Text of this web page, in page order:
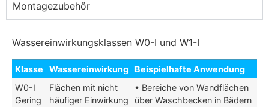
Montagezubehör
Wassereinwirkungsklassen W0-I und W1-I
Klasse Wassereinwirkung
Beispielhafte Anwendung
W0-I
Gering
Flächen mit nicht
häufiger Einwirkung
• Bereiche von Wandflächen
über Waschbecken in Bädern